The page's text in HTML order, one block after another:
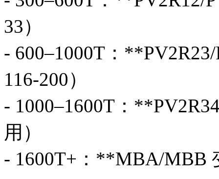
33）
- 600–1000T：
116-200）
- 1000–1600T：
用）
- 1600T+：**MBA/MBB